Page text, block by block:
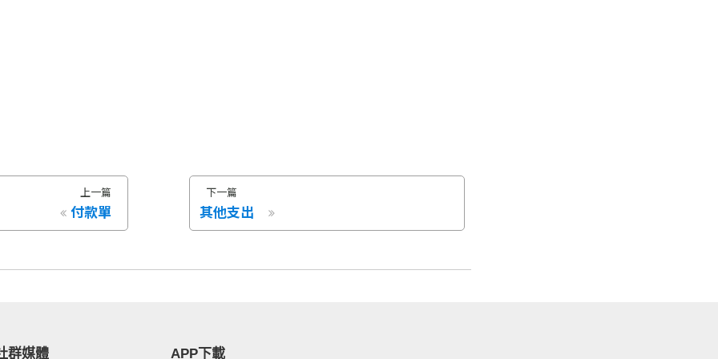
上一篇
付款單
下一篇
其他支出
群媒體 APP下載